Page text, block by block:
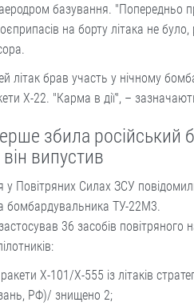
базування. "Попередньо
на борту літака не
літак брав участь у нічному
Х-22. "Карма в дії", –
збила російський
він випустив
у Повітряних Силах ЗСУ
бомбардувальника ТУ-22М3.
36 засобів повітряного
Х-101/Х-555 із літаків
РФ)/ знищено 2;